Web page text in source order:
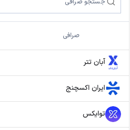
صرافی
آبان تتر
ایران اکسچنج
توایکس